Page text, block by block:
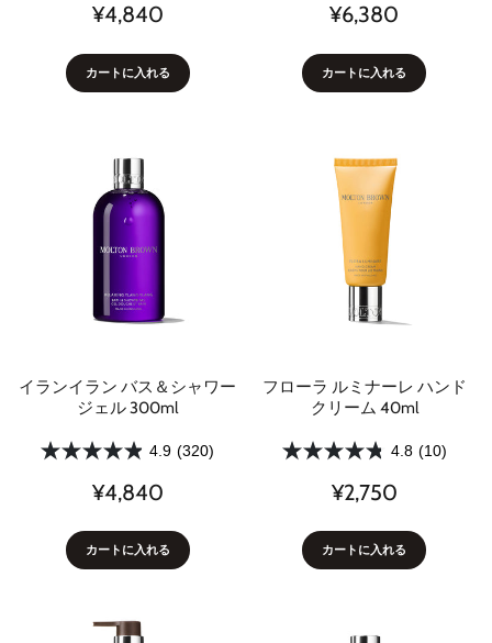
¥4,840
カートに入れる
¥6,380
カートに入れる
イランイラン バス＆シャワー
ジェル 300ml
4.9 (320)
¥4,840
カートに入れる
フローラ ルミナーレ ハンド
クリーム 40ml
4.8 (10)
¥2,750
カートに入れる